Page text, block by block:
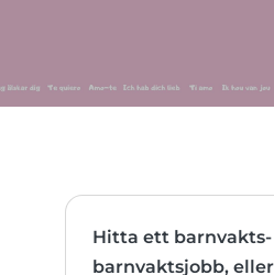
Hitta ett
barnvaktsjobb,